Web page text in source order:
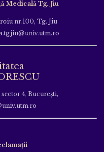
Medicală Tg. Jiu
nr.100, Tg. Jiu
4, București,